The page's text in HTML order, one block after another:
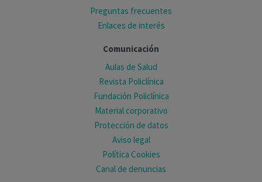
Preguntas frecuentes
Enlaces de interés
Comunicación
Aulas de Salud
Revista Policlínica
Fundación Policlínica
Material corporativo
Protección de datos
Aviso legal
Política Cookies
Canal de denuncias